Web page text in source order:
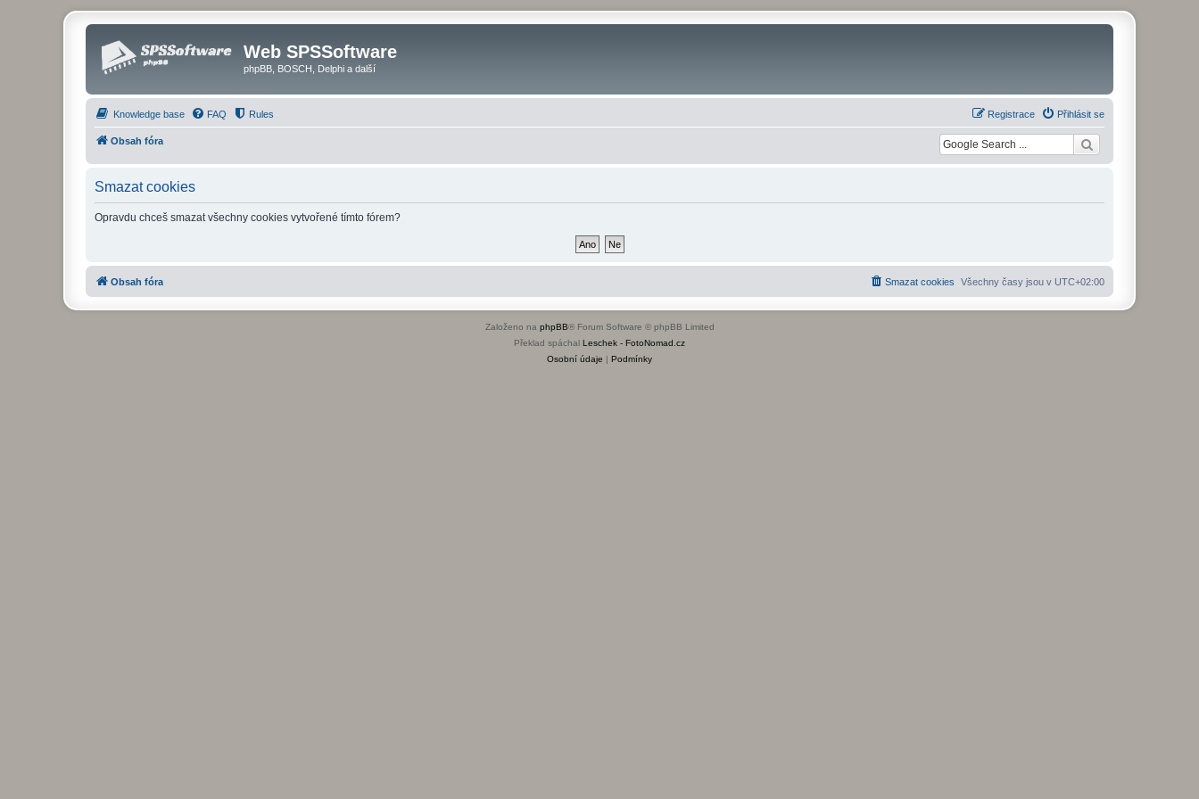
Web SPSSoftware
phpBB, BOSCH, Delphi a další
Knowledge base FAQ Rules Přihlásit se
Registrace
Obsah fóra
Smazat cookies
Opravdu chceš smazat všechny cookies vytvořené tímto fórem?
Obsah fóra Všechny časy jsou v UTC+02:00
Smazat cookies
Založeno na phpBB® Forum Software © phpBB Limited
Překlad spáchal Leschek - FotoNomad.cz
Osobní údaje | Podmínky